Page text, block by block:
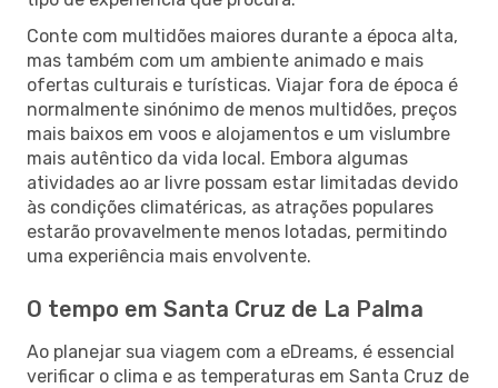
Conte com multidões maiores durante a época alta,
mas também com um ambiente animado e mais
ofertas culturais e turísticas. Viajar fora de época é
normalmente sinónimo de menos multidões, preços
mais baixos em voos e alojamentos e um vislumbre
mais autêntico da vida local. Embora algumas
atividades ao ar livre possam estar limitadas devido
às condições climatéricas, as atrações populares
estarão provavelmente menos lotadas, permitindo
uma experiência mais envolvente.
O tempo em Santa Cruz de La Palma
Ao planejar sua viagem com a eDreams, é essencial
verificar o clima e as temperaturas em Santa Cruz de